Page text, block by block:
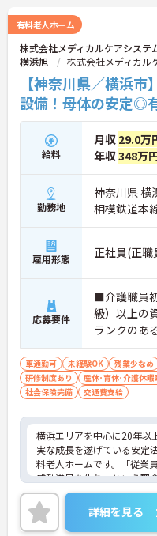
有料老人ホーム
株式会社メディカルケアシステ
横浜旭
株式会社メディカル
【神奈川県／横浜
設備！母体の安定◎
給料
月収 29.0万
年収348万
勤務地
神奈川県 横
相模鉄道本
雇用形態 正社員(正職
応募要件
■介護職員
級）以上の
ランクのあ
車通勤可 未経験OK 残業少なめ
研修制度あり
産休･育休･介護休暇
社会保険完備
交通費支給
横浜エリアを中心に20年以
実な成長を遂げている安定
料老人ホームです。「従業
感動満足を生む」という理
きやすさを第一に考えた環
す。全拠点共通で「眠りス
ア記録ソフトなどの最新
詳細を見る